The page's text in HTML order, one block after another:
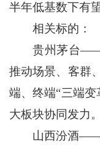
半年低基数下有
相关标的：
贵州茅台——
推动场景、客群
端、终端“三端
大板块协同发力。
山西汾酒——是